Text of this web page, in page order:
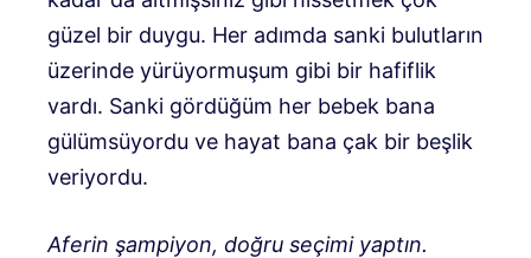
güzel bir duygu. Her adımda sanki bulutların
üzerinde yürüyormuşum gibi bir hafiflik
vardı. Sanki gördüğüm her bebek bana
gülümsüyordu ve hayat bana çak bir beşlik
veriyordu.
Aferin şampiyon, doğru seçimi yaptın.